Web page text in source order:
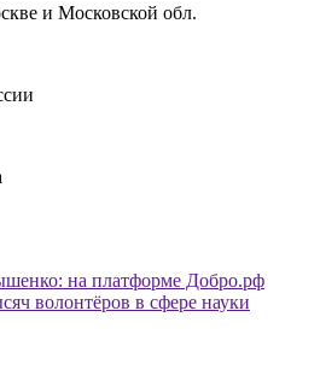
и Московской обл.
на платформе Добро.рф
волонтёров в сфере науки